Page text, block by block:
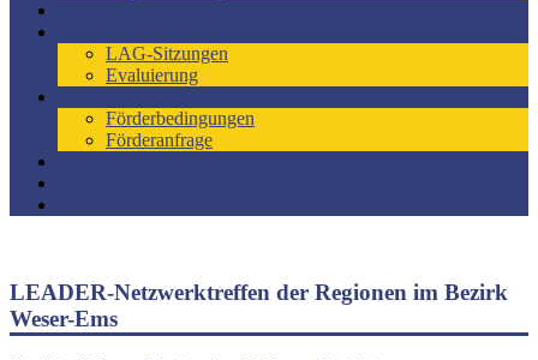
LAG-Sitzungen
Evaluierung
Förderbedingungen
Förderanfrage
LEADER-Netzwerktreffen der Regionen im Bezirk
Weser-Ems